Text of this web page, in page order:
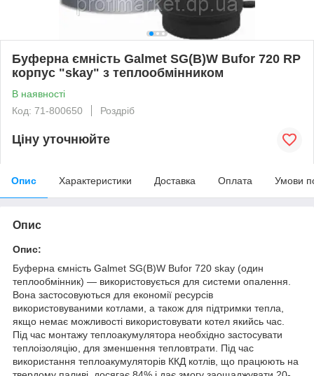
Буферна ємність Galmet SG(B)W Bufor 720 RP
корпус "skay" з теплообмінником
В наявності
Код: 71-800650
Роздріб
Ціну уточнюйте
Опис Характеристики Доставка Оплата Умови
Опис
Опис:
Буферна ємність Galmet SG(B)W Bufor 720 skay (один
теплообмінник) — використовується для системи опалення.
Вона застосовуються для економії ресурсів
використовуваними котлами, а також для підтримки тепла,
якщо немає можливості використовувати котел якийсь час.
Під час монтажу теплоакумулятора необхідно застосувати
теплоізоляцію, для зменшення тепловтрати. Під час
використання теплоакумуляторів ККД котлів, що працюють на